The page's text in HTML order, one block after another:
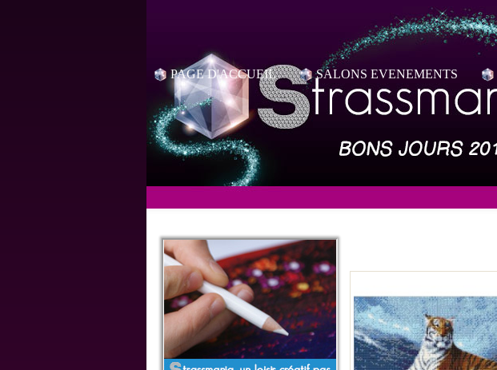
PAGE D'ACCUEIL SALONS EVENEMENTS